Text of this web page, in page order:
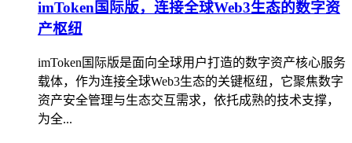
imToken国际版，连接全球Web3生态的数字资
产枢纽
imToken国际版是面向全球用户打造的数字资产核心服务
载体，作为连接全球Web3生态的关键枢纽，它聚焦数字
资产安全管理与生态交互需求，依托成熟的技术支撑，
为全...